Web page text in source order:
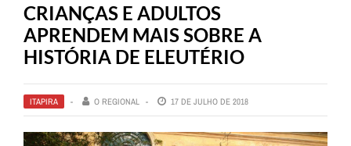
CRIANÇAS E ADULTOS
APRENDEM MAIS SOBRE A
HISTÓRIA DE ELEUTÉRIO
ITAPIRA O REGIONAL 17 DE JULHO DE 2018